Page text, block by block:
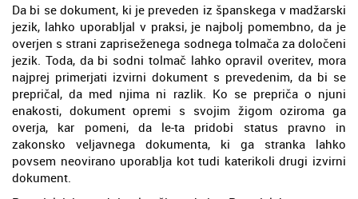
Da bi se dokument, ki je preveden iz španskega v madžarski
jezik, lahko uporabljal v praksi, je najbolj pomembno, da je
overjen s strani zapriseženega sodnega tolmača za določeni
jezik. Toda, da bi sodni tolmač lahko opravil overitev, mora
najprej primerjati izvirni dokument s prevedenim, da bi se
prepričal, da med njima ni razlik. Ko se prepriča o njuni
enakosti, dokument opremi s svojim žigom oziroma ga
overja, kar pomeni, da le-ta pridobi status pravno in
zakonsko veljavnega dokumenta, ki ga stranka lahko
povsem neovirano uporablja kot tudi katerikoli drugi izvirni
dokument.